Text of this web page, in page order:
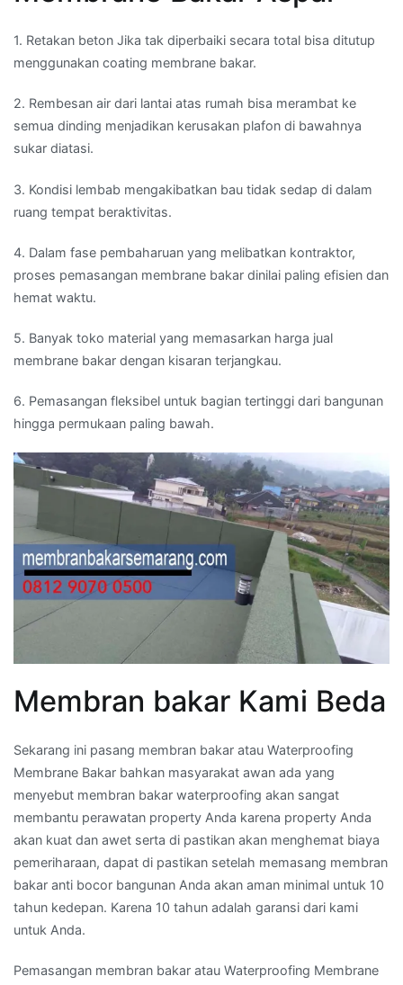
1. Retakan beton Jika tak diperbaiki secara total bisa ditutup
menggunakan coating membrane bakar.
2. Rembesan air dari lantai atas rumah bisa merambat ke
semua dinding menjadikan kerusakan plafon di bawahnya
sukar diatasi.
3. Kondisi lembab mengakibatkan bau tidak sedap di dalam
ruang tempat beraktivitas.
4. Dalam fase pembaharuan yang melibatkan kontraktor,
proses pemasangan membrane bakar dinilai paling efisien dan
hemat waktu.
5. Banyak toko material yang memasarkan harga jual
membrane bakar dengan kisaran terjangkau.
6. Pemasangan fleksibel untuk bagian tertinggi dari bangunan
hingga permukaan paling bawah.
Membran bakar Kami Beda
Sekarang ini pasang membran bakar atau Waterproofing
Membrane Bakar bahkan masyarakat awan ada yang
menyebut membran bakar waterproofing akan sangat
membantu perawatan property Anda karena property Anda
akan kuat dan awet serta di pastikan akan menghemat biaya
pemeriharaan, dapat di pastikan setelah memasang membran
bakar anti bocor bangunan Anda akan aman minimal untuk 10
tahun kedepan. Karena 10 tahun adalah garansi dari kami
untuk Anda.
Pemasangan membran bakar atau Waterproofing Membrane